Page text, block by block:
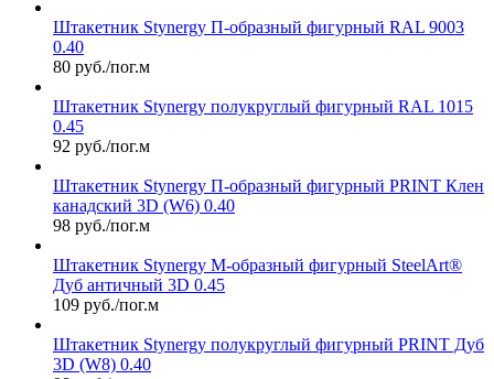
Штакетник Stynergy П-образный фигурный RAL 9003
0.40
80 руб./пог.м
Штакетник Stynergy полукруглый фигурный RAL 1015
0.45
92 руб./пог.м
Штакетник Stynergy П-образный фигурный PRINT Клен
канадский 3D (W6) 0.40
98 руб./пог.м
Штакетник Stynergy М-образный фигурный SteelArt®
Дуб античный 3D 0.45
109 руб./пог.м
Штакетник Stynergy полукруглый фигурный PRINT Дуб
3D (W8) 0.40